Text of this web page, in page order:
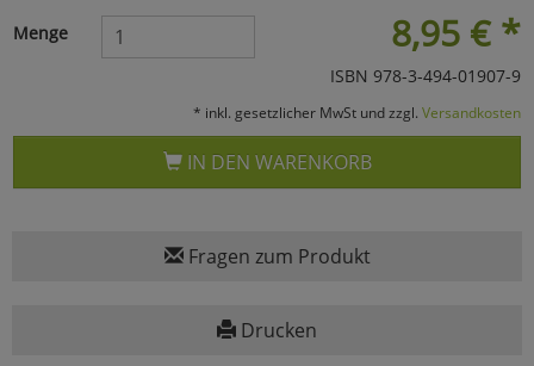
8,95 € *
Menge
ISBN 978-3-494-01907-9
* inkl. gesetzlicher MwSt und zzgl. Versandkosten
IN DEN WARENKORB
Fragen zum Produkt
Drucken
Cookies
Einstellungen speichern
zu Haupptseite